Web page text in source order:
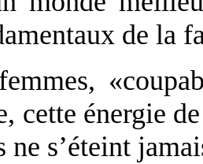
de la
cette énergie
s’éteint